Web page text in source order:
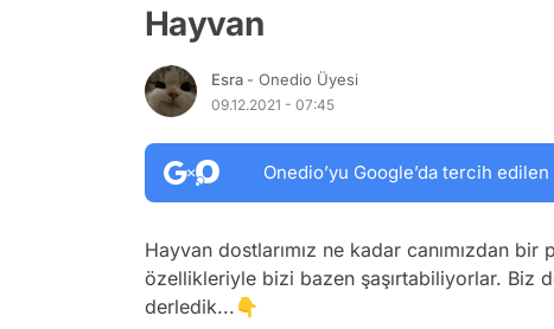
Hayvan
Esra - Onedio Üyesi
09.12.2021 - 07:45
Onedio’yu Google’da tercih
Hayvan dostlarımız ne kadar canımızdan bir
özellikleriyle bizi bazen şaşırtabiliyorlar. Biz
derledik...👇